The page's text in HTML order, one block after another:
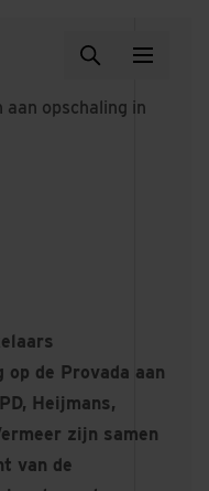
opschaling in
de Provada aan
Heijmans,
zijn samen
van de